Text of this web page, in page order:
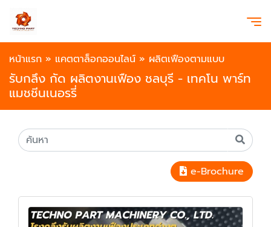
หน้าแรก » แคตตาล็อกออนไลน์ » ผลิตเฟืองตามแบบ
รับกลึง กัด ผลิตงานเฟือง ชลบุรี - เทคโน พาร์ท
แมชชีนเนอรรี่
e-Brochure